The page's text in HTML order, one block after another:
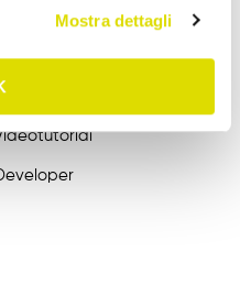
Mostra dettagli
Assistenza